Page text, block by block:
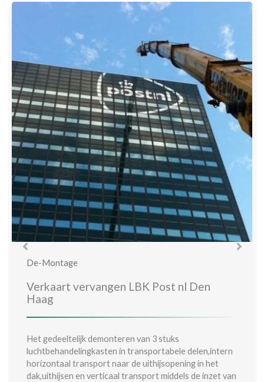
De-Montage
Verkaart vervangen LBK Post nl Den
Haag
Het gedeeltelijk demonteren van 3 stuks
luchtbehandelingkasten in transportabele delen,intern
horizontaal transport naar de uithijsopening in het
dak,uithijsen en verticaal transport middels de inzet van